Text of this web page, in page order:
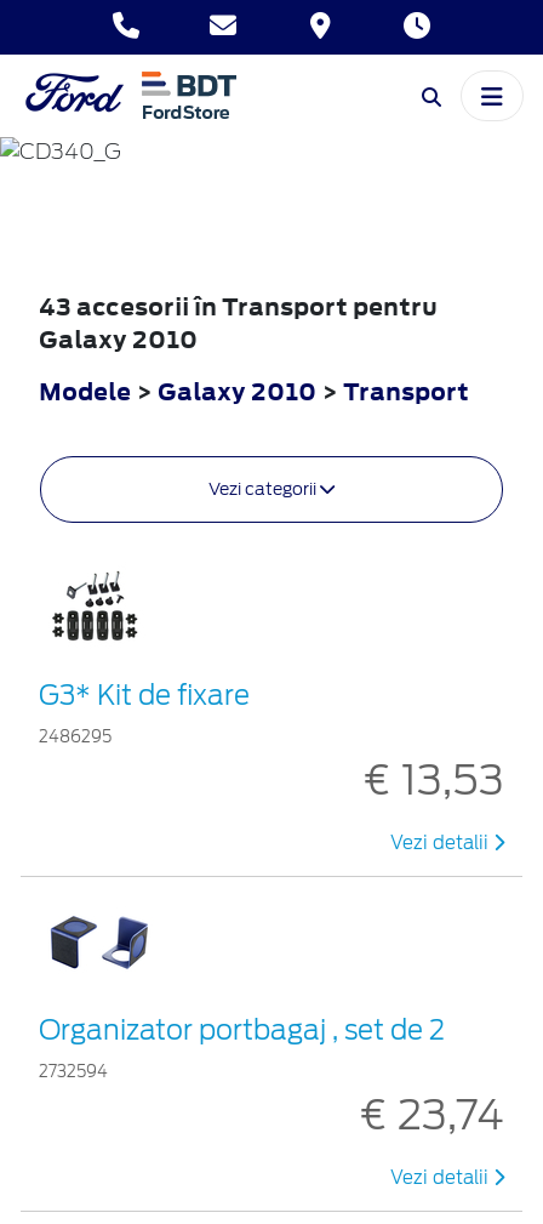
GALAXY
43 accesorii în Transport pentru
Galaxy 2010
Modele > Galaxy 2010 > Transport
Vezi categorii
G3* Kit de fixare
2486295
€ 13,53
Vezi detalii
Organizator portbagaj , set de 2
2732594
€ 23,74
Vezi detalii